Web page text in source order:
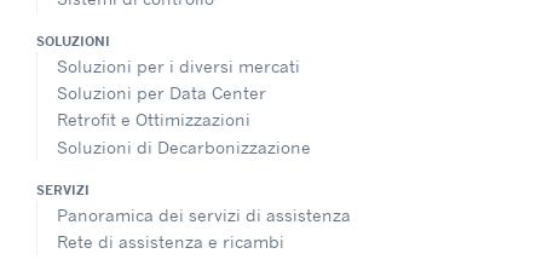
SOLUZIONI
Soluzioni per i diversi mercati
Soluzioni per Data Center
Retrofit e Ottimizzazioni
Soluzioni di Decarbonizzazione
SERVIZI
Panoramica dei servizi di assistenza
Rete di assistenza e ricambi